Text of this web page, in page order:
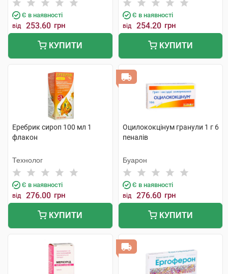
Є в наявності
від 253.60 грн
КУПИТИ
Є в наявності
від 254.20 грн
КУПИТИ
Еребрик сироп 100 мл 1
флакон
Технолог
Є в наявності
від 276.00 грн
КУПИТИ
Оцилококцінум гранули 1 г 6
пеналів
Буарон
Є в наявності
від 276.60 грн
КУПИТИ